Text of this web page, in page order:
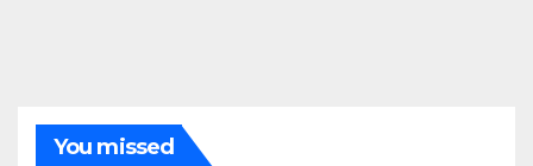
You missed